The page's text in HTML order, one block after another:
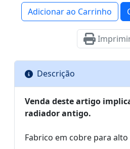
Adicionar ao Carrinho
Descrição
Venda deste artigo
radiador antigo.
Fabrico em cobre para